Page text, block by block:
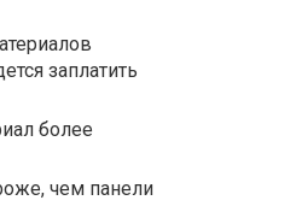
заплатить
более
чем панели